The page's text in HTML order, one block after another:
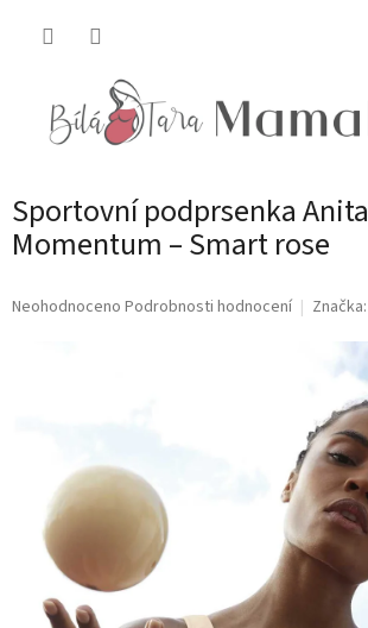
Sportovní podprsenka Anita
Momentum – Smart rose
Průměrné
hvězdiček.
Neohodnoceno Podrobnosti hodnocení Značka: